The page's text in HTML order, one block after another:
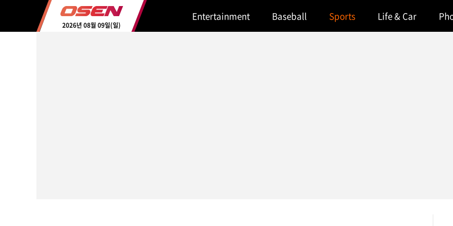
2026년 08월 09일(일)
Entertainment Baseball Sports Life & Car